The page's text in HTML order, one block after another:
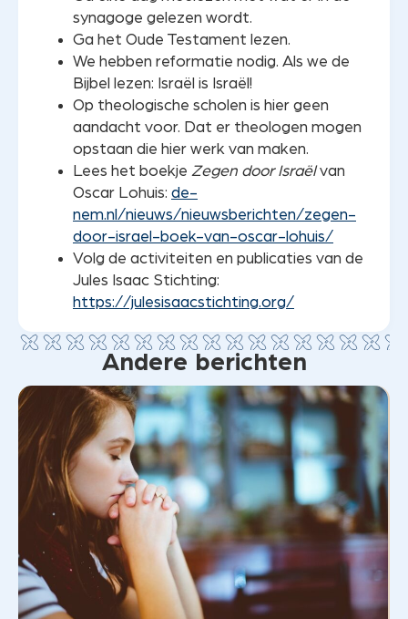
synagoge gelezen wordt.
Ga het Oude Testament lezen.
We hebben reformatie nodig. Als we de
Bijbel lezen: Israël is Israël!
Op theologische scholen is hier geen
aandacht voor. Dat er theologen mogen
opstaan die hier werk van maken.
Lees het boekje Zegen door Israëlvan
Oscar Lohuis: de-
nem.nl/nieuws/nieuwsberichten/zegen-
door-israel-boek-van-oscar-lohuis/
Volg de activiteiten en publicaties van de
Jules Isaac Stichting:
https://julesisaacstichting.org/
Andere berichten